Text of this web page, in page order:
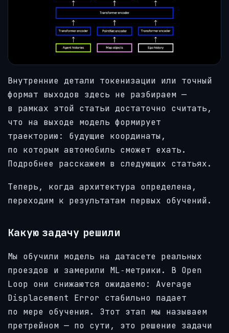
Внутренние детали токенизации или точный
формат выходов здесь не разбираем —
в рамках этой статьи достаточно считать,
что на выходе модель формирует
траекторию: будущие координаты,
по которым автомобиль сможет ехать.
Подробнее расскажем в следующих статьях.
Теперь, когда архитектура определена,
переходим к результатам первых обучений.
Какую задачу решили
Мы обучили модель на датасете реальных
проездов и замерили ML‑метрики. В Open
Loop они снижаются ожидаемо: Average
Displacement Error стабильно падает
по мере обучения. Этот этап мы называем
претрейном — по сути, это решение задачи